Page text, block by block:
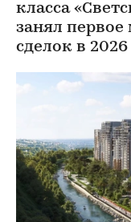
класса
занял первое
сделок в 2026